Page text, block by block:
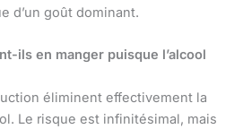
d’un goût dominant.
ils en manger puisque l’alcool
éliminent effectivement la
Le risque est infinitésimal, mais